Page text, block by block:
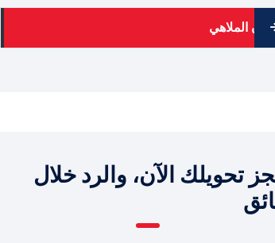
مدن الملاهي
تحويلك الآن، والرد خلال